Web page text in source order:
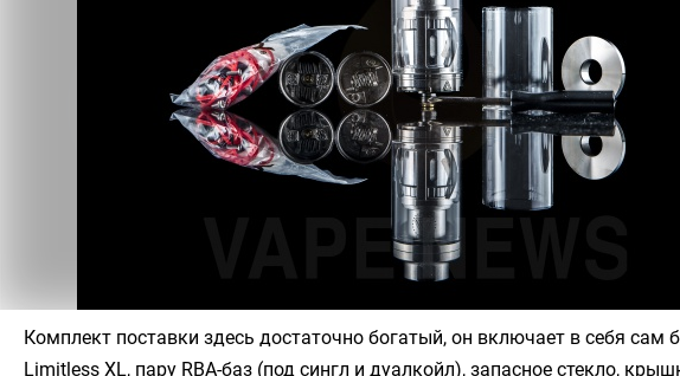
Комплект поставки здесь достаточно богатый, он включает в себя сам
Limitless XL, пару RBA-баз (под сингл и дуалкойл), запасное стекло,